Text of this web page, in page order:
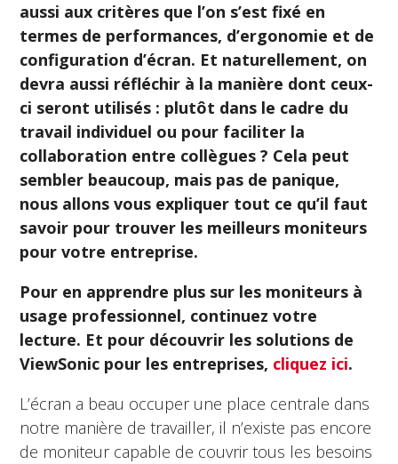
aussi aux critères que l’on s’est fixé en
termes de performances, d’ergonomie et de
configuration d’écran. Et naturellement, on
devra aussi réfléchir à la manière dont ceux-
ci seront utilisés : plutôt dans le cadre du
travail individuel ou pour faciliter la
collaboration entre collègues ? Cela peut
sembler beaucoup, mais pas de panique,
nous allons vous expliquer tout ce qu’il faut
savoir pour trouver les meilleurs moniteurs
pour votre entreprise.
Pour en apprendre plus sur les moniteurs à
usage professionnel, continuez votre
lecture. Et pour découvrir les solutions de
ViewSonic pour les entreprises, cliquez ici.
L’écran a beau occuper une place centrale dans
notre manière de travailler, il n’existe pas encore
de moniteur capable de couvrir tous les besoins